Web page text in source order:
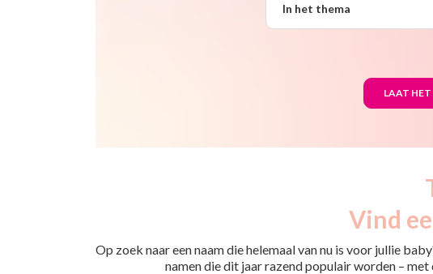
In het thema
Vind
Op zoek naar een naam die helemaal van nu is voor jullie
namen die dit jaar razend populair worden –